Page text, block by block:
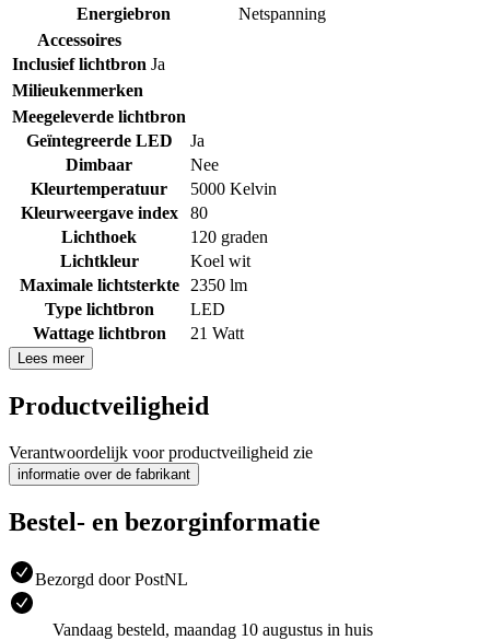
Energiebron
Netspanning
Accessoires
Inclusief lichtbron Ja
Milieukenmerken
Meegeleverde lichtbron
Geïntegreerde LED
Ja
Dimbaar
Nee
Kleurtemperatuur
5000 Kelvin
Kleurweergave index
80
Lichthoek
120 graden
Lichtkleur
Koel wit
Maximale lichtsterkte
2350 lm
Type lichtbron
LED
Wattage lichtbron
21 Watt
Lees meer
Productveiligheid
Verantwoordelijk voor productveiligheid zie
informatie over de fabrikant
Bestel- en bezorginformatie
Bezorgd door PostNL
Vandaag besteld, maandag 10 augustus in huis